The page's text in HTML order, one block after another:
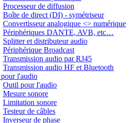
Processeur de diffusion
Boîte de direct (DI) - symétriseur
Convertisseur analogique <> numérique
Périphériques DANTE, AVB, etc…
Splitter et distributeur audio
Périphérique Broadcast
Transmission audio par RJ45
Transmission audio HF et Bluetooth
l'audio
Outil pour l'audio
Mesure sonore
Limitation sonore
Testeur de câbles
Inverseur de phase